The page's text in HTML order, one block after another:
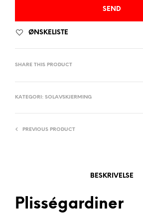
ØNSKELISTE
SHARE THIS PRODUCT
KATEGORI: SOLAVSKJERMING
PREVIOUS PRODUCT
BESKRIVELSE
Plisségardiner